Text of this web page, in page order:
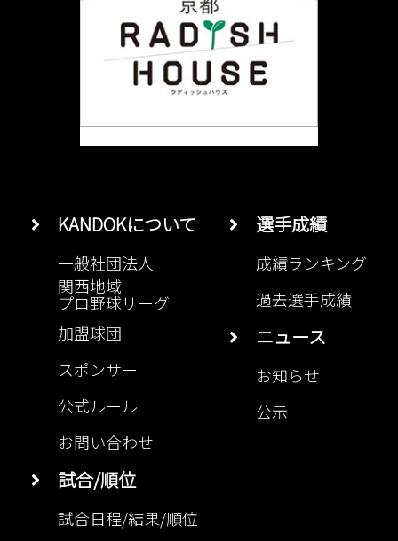
KANDOKについて
一般社団法人
関西地域
プロ野球リーグ
加盟球団
スポンサー
公式ルール
お問い合わせ
試合/順位
試合日程/結果/順位
選手成績
成績ランキング
過去選手成績
ニュース
お知らせ
公示